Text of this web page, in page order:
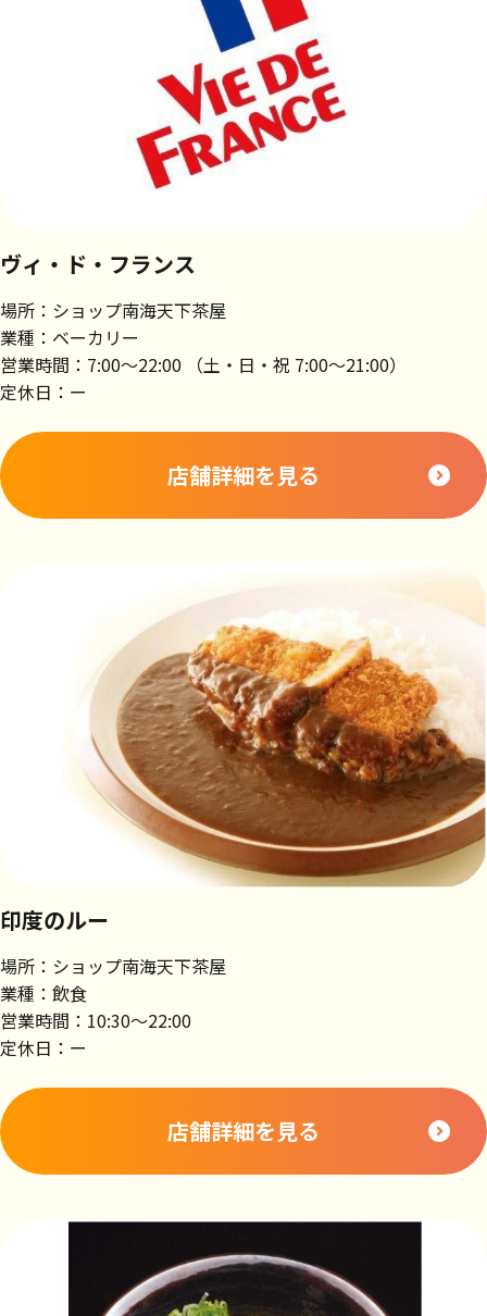
ヴィ・ド・フランス
場所：ショップ南海天下茶屋
業種：ベーカリー
営業時間：7:00～22:00 （土・日・祝 7:00～21:00）
定休日：ー
店舗詳細を見る
印度のルー
場所：ショップ南海天下茶屋
業種：飲食
営業時間：10:30～22:00
定休日：ー
店舗詳細を見る